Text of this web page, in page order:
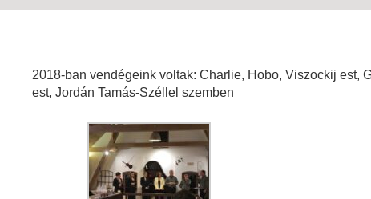
2018-ban vendégeink voltak: Charlie, Hobo, Viszockij est,
est, Jordán Tamás-Széllel szemben